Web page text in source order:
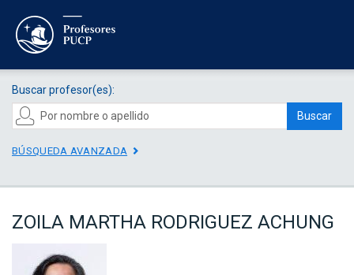
Buscar profesor(es):
Buscar
BÚSQUEDA AVANZADA
ZOILA MARTHA RODRIGUEZ ACHUNG